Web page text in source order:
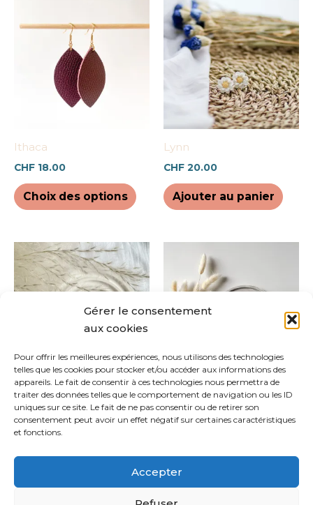
Gérer le consentement
aux cookies
Pour offrir les meilleures expériences, nous utilisons des technologies
telles que les cookies pour stocker et/ou accéder aux informations des
appareils. Le fait de consentir à ces technologies nous permettra de
traiter des données telles que le comportement de navigation ou les ID
uniques sur ce site. Le fait de ne pas consentir ou de retirer son
consentement peut avoir un effet négatif sur certaines caractéristiques
et fonctions.
Accepter
Ithaca
CHF 18.00
Choix des options
produit
plusieurs
peuvent
la
produit
Lynn
CHF 20.00
Ajouter au panier
Mary
CHF 25.00
Ce
produit
a
options
peuvent
choisies
sur
page
du
Alexa
CHF 22.00
être
sur